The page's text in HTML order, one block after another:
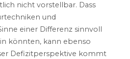
nicht vorstellbar. Dass
und
einer Differenz sinnvoll
könnten, kann ebenso
Defizitperspektive kommt